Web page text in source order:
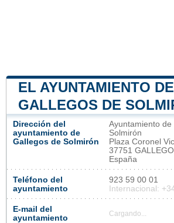
EL AYUNTAMIENTO DE
GALLEGOS DE
Dirección del
ayuntamiento de
Gallegos de Solmirón
Ayuntamiento de
Solmirón
Plaza Coronel
37751
España
Teléfono del
ayuntamiento
923 59 00 01
Internacional:
E-mail del
ayuntamiento
Cargando...